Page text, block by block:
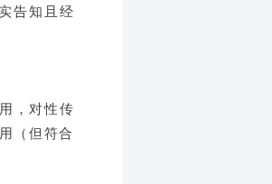
告知且经
，对性传
（但符合